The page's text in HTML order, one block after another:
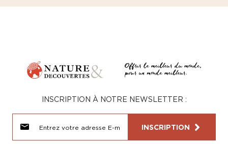
INSCRIPTION À NOTRE NEWSLETTER :
INSCRIPTION